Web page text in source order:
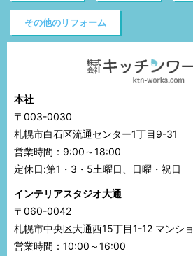
その他のリフォーム
本社
〒003-0030
札幌市白石区流通センター1丁目9-31
営業時間：9:00～18:00
定休日:第1・3・5土曜日、日曜・祝日
インテリアスタジオ大通
〒060-0042
札幌市中央区大通西15丁目1-12 マンシ
営業時間：10:00～16:00